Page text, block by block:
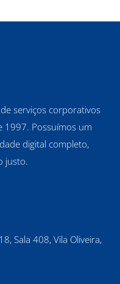
serviços corporativos
1997. Possuímos um
digital completo,
justo.
Sala 408, Vila Oliveira,